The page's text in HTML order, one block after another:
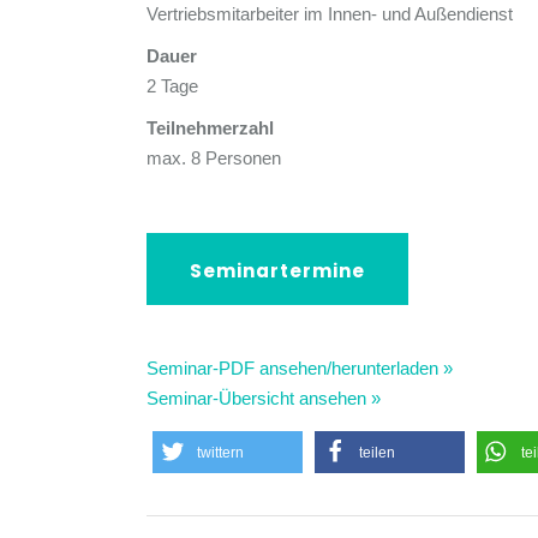
Vertriebsmitarbeiter im Innen- und Außendienst
Dauer
2 Tage
Teilnehmerzahl
max. 8 Personen
Seminartermine
Seminar-PDF ansehen/herunterladen »
Seminar-Übersicht ansehen »
twittern teilen